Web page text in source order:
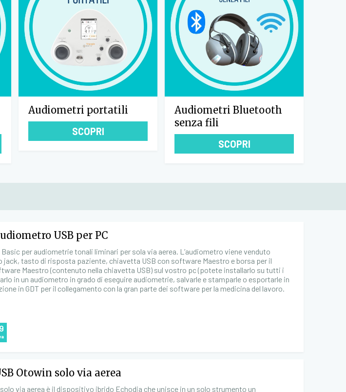
Audiometri portatili
SCOPRI
Audiometri Bluetooth
senza fili
SCOPRI
USB per PC
per audiometrie tonali liminari per sola via aerea. L’audiometro viene venduto
tasto di risposta paziente, chiavetta USB con software Maestro e borsa per il
Maestro (contenuto nella chiavetta USB) sul vostro pc (potete installarlo su tutti i
in un audiometro in grado di eseguire audiometrie, salvarle e stamparle o esportarle in
in GDT per il collegamento con la gran parte dei software per la medicina del lavoro.
Otowin solo via aerea
via aerea è il dispositivo ibrido Echodia che unisce in un solo strumento un